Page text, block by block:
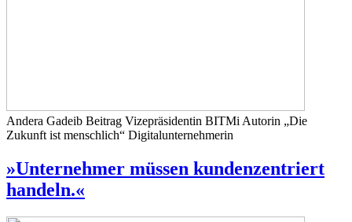
Andera Gadeib Beitrag Vizepräsidentin BITMi Autorin „Die
Zukunft ist menschlich“ Digitalunternehmerin
»Unternehmer müssen kundenzentriert
handeln.«